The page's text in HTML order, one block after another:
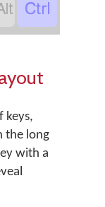
‏
keys,
the long
with a